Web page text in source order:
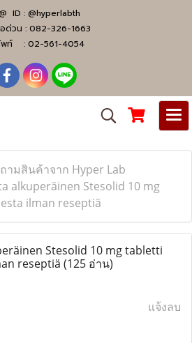
ID : @hyperlabth
ด่วน : 082-326-1663
พท์ : 02-561-4054
ามสินค้าจาก Hyper Lab
alkuperäinen Stesolid 10 mg
ilman reseptiä
Stesolid 10 mg tabletti
reseptiä (125 อ่าน)
แจ้งลบ